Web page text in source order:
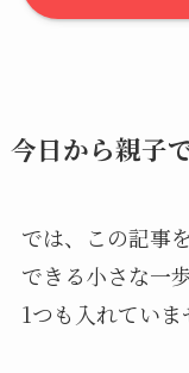
今日から親子
では、この記事
できる小さな一
1つも入れていま